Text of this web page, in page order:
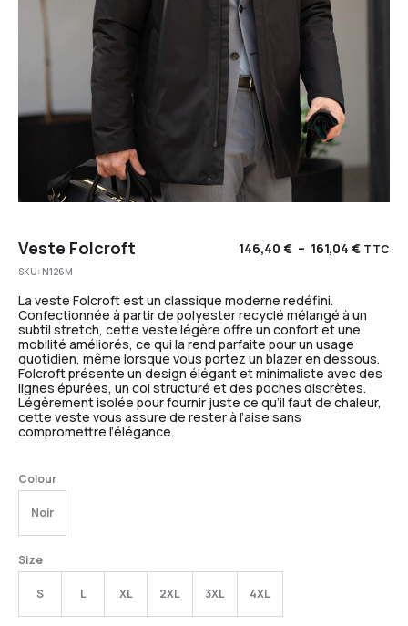
Veste Folcroft 146,40 € – 161,04 € TTC
SKU: N126M
La veste Folcroft est un classique moderne redéfini.
Confectionnée à partir de polyester recyclé mélangé à un
subtil stretch, cette veste légère offre un confort et une
mobilité améliorés, ce qui la rend parfaite pour un usage
quotidien, même lorsque vous portez un blazer en dessous.
Folcroft présente un design élégant et minimaliste avec des
lignes épurées, un col structuré et des poches discrètes.
Légèrement isolée pour fournir juste ce qu’il faut de chaleur,
cette veste vous assure de rester à l’aise sans
compromettre l’élégance.
Colour
Noir
Size
S L XL 2XL 3XL 4XL